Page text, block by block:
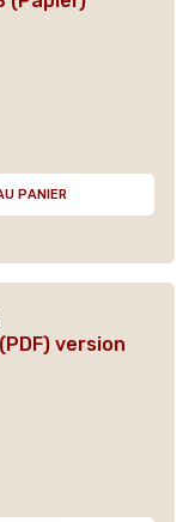
PANIER
version